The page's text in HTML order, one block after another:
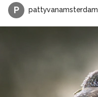
P pattyvanamsterdam